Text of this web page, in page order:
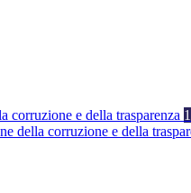
corruzione e della trasparenza 1
della corruzione e della